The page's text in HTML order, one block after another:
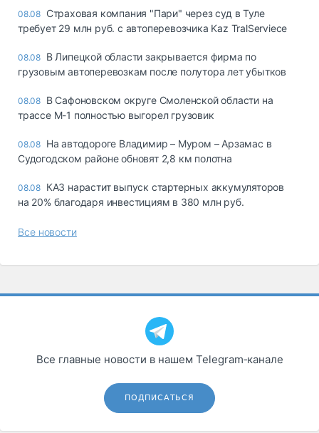
08.08 Страховая компания "Пари" через суд в Туле
требует 29 млн руб. с автоперевозчика Kaz TralServiece
08.08 В Липецкой области закрывается фирма по
грузовым автоперевозкам после полутора лет убытков
08.08 В Сафоновском округе Смоленской области на
трассе М-1 полностью выгорел грузовик
08.08 На автодороге Владимир – Муром – Арзамас в
Судогодском районе обновят 2,8 км полотна
08.08 КАЗ нарастит выпуск стартерных аккумуляторов
на 20% благодаря инвестициям в 380 млн руб.
Все новости
Все главные новости в нашем Telegram‑канале
ПОДПИСАТЬСЯ